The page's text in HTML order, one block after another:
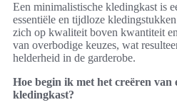
Een minimalistische kledingkast is
essentiële en tijdloze
zich op kwaliteit boven kwantiteit
van overbodige keuzes, wat
helderheid in de garderobe.
Hoe begin ik met het creëren van
kledingkast?